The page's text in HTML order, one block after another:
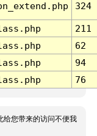
324
211
62
94
76
给您带来的访问不便我